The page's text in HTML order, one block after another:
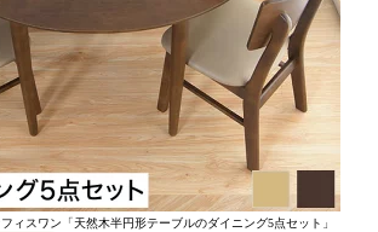
ィスワン「天然木半円形テーブルのダイニング5点セット」